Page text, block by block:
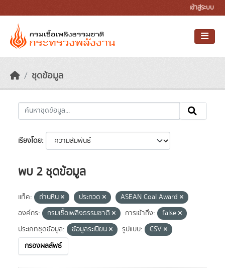
เข้าสู่ระบบ
ชุดข้อมูล
เรียงโดย
พบ 2 ชุดข้อมูล
แท็ค: ถ่านหิน ประกวด
ASEAN Coal Award
องค์กร:
กรมเชื้อเพลิงธรรมชาติ การเข้าถึง:
false
ประเภทชุดข้อมูล:
ข้อมูลระเบียน รูปแบบ:
CSV
กรองผลลัพธ์